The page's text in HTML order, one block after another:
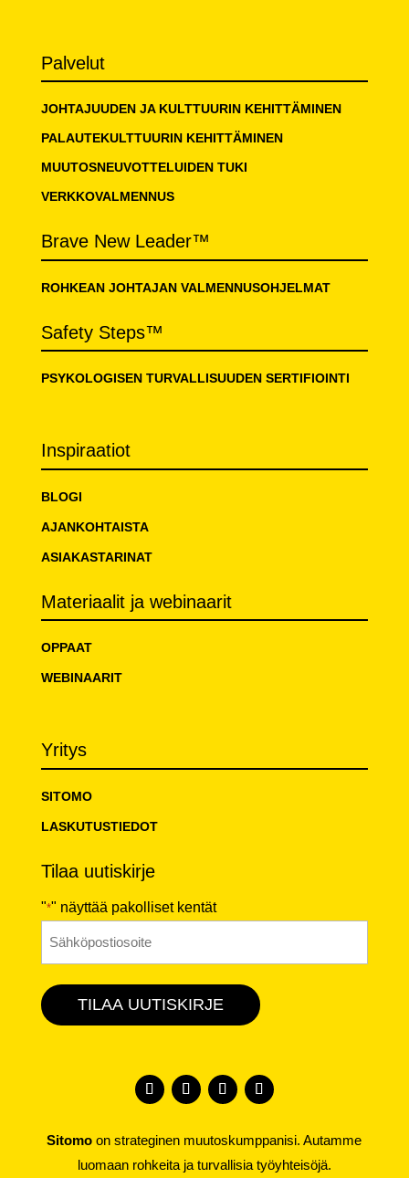
Palvelut
JOHTAJUUDEN JA KULTTUURIN KEHITTÄMINEN
PALAUTEKULTTUURIN KEHITTÄMINEN
MUUTOSNEUVOTTELUIDEN TUKI
VERKKOVALMENNUS
Brave New Leader™
ROHKEAN JOHTAJAN VALMENNUSOHJELMAT
Safety Steps™
PSYKOLOGISEN TURVALLISUUDEN SERTIFIOINTI
Inspiraatiot
BLOGI
AJANKOHTAISTA
ASIAKASTARINAT
Materiaalit ja webinaarit
OPPAAT
WEBINAARIT
Yritys
SITOMO
LASKUTUSTIEDOT
Tilaa uutiskirje
"*" näyttää pakolliset kentät
TILAA UUTISKIRJE
Sitomo on strateginen muutoskumppanisi. Autamme
luomaan rohkeita ja turvallisia työyhteisöjä.